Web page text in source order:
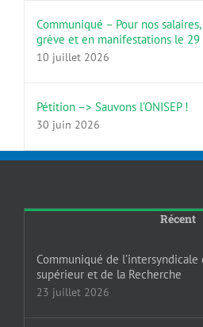
Communiqué – Pour nos
grève et en manifestations le
10 juillet 2026
Pétition –> Sauvons l’ONISEP !
30 juin 2026
Récent
Communiqué de l’intersyndicale
supérieur et de la Recherche
23 juillet 2026